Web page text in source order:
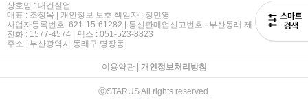
상호명 : 대건실업
대표 : 조정옥 | 개인정보 보호 책임자 : 정민영
사업자등록번호 :621-15-61282 | 통신판매업신고번호 : 부산동래 제 114호
전화 : 1577-4574 | 팩스 : 051-523-8823
주소 : 부산광역시 동래구 명장동
이용약관| 개인정보처리방침
ⓒSTARUS All rights reserved.